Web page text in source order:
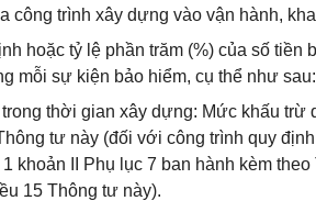
trình xây dựng vào vận hành,
hoặc tỷ lệ phần trăm (%) của số tiền
mỗi sự kiện bảo hiểm, cụ thể như sau:
thời gian xây dựng: Mức khấu trừ
tư này (đối với công trình quy
khoản II Phụ lục 7 ban hành kèm
15 Thông tư này).